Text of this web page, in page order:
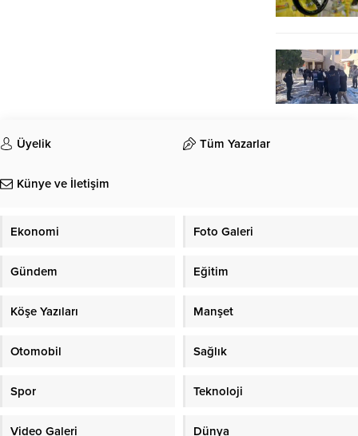
Üyelik Tüm Yazarlar
Künye ve İletişim
Ekonomi Foto Galeri
Gündem Eğitim
Köşe Yazıları Manşet
Otomobil Sağlık
Spor Teknoloji
Video Galeri Dünya